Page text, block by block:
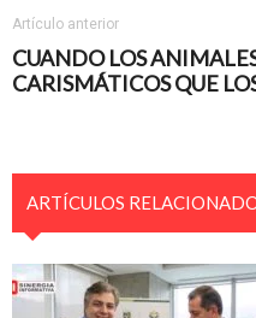
Artículo anterior
CUANDO LOS
CARISMÁTICOS QUE
ARTÍCULOS